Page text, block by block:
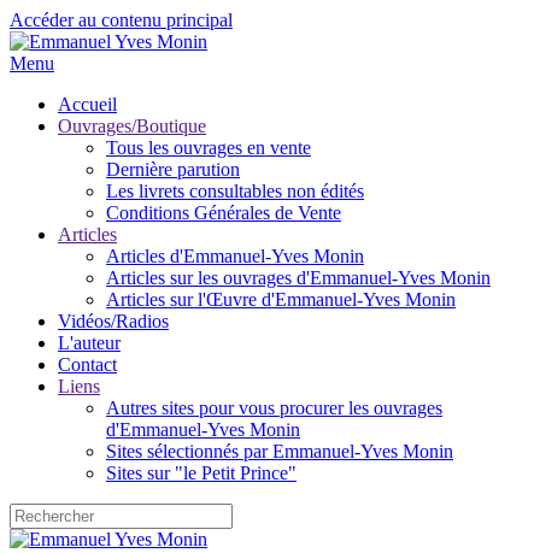
Accéder au contenu principal
Menu
Accueil
Ouvrages/Boutique
Tous les ouvrages en vente
Dernière parution
Les livrets consultables non édités
Conditions Générales de Vente
Articles
Articles d'Emmanuel-Yves Monin
Articles sur les ouvrages d'Emmanuel-Yves Monin
Articles sur l'Œuvre d'Emmanuel-Yves Monin
Vidéos/Radios
L'auteur
Contact
Liens
Autres sites pour vous procurer les ouvrages
d'Emmanuel-Yves Monin
Sites sélectionnés par Emmanuel-Yves Monin
Sites sur "le Petit Prince"